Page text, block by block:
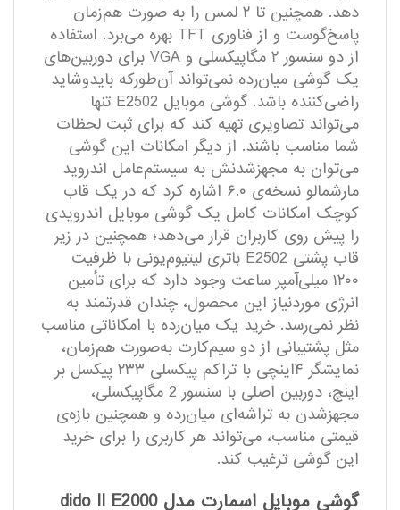
دهد. همچنین تا ۲ لمس را به ‌صورت هم‌زمان
پاسخ‌گوست و از فناوری TFT بهره می‌برد. استفاده
از دو سنسور ۲ مگاپیکسلی و VGA برای دوربین‌های
یک گوشی میان‌‌رده نمی‌تواند آن‌طورکه بایدوشاید
راضی‌کننده باشد. گوشی موبایل E2502 تنها
می‌تواند تصاویری تهیه‌ کند که برای ثبت لحظات
شما مناسب باشند. از دیگر امکانات این گوشی
می‌توان به مجهزشدنش به سیستم‌عامل اندروید
مارشمالو نسخه‌ی ۶.۰ اشاره کرد که در یک قاب
کوچک امکانات کامل یک گوشی موبایل اندرویدی
را پیش روی کاربران قرار می‌دهد؛ همچنین در زیر
قاب پشتی E2502 باتری لیتیوم‌یونی با ظرفیت
۱۲۰۰ میلی‌آمپر ساعت وجود دارد که برای تأمین
انرژی موردنیاز این محصول، چندان قدرتمند به
نظر نمی‌رسد. خرید یک میان‌‌رده با امکاناتی مناسب
مثل پشتیبانی از دو سیم‌کارت به‌صورت هم‌زمان،
نمایشگر ۴اینچی با تراکم پیکسلی ۲۳۳ پیکسل بر
اینچ، دوربین اصلی با سنسور‌ 2 مگاپیکسلی،
مجهزشدن به تراشه‌ای میان‌‌رده و همچنین بازه‌ی
قیمتی مناسب، می‌تواند هر کاربری را برای خرید
این گوشی ترغیب کند.
گوشی موبایل اسمارت مدل dido II E2000